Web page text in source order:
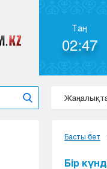
Таң
02:47
Басты бет
Бір